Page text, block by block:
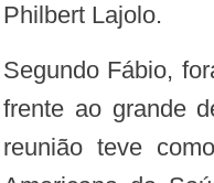
Philbert Lajolo.
Segundo Fábio,
frente ao grande
reunião teve